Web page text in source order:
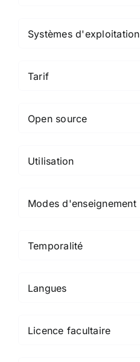
Systèmes d'exploitation
Tarif
Open source
Utilisation
Modes d'enseignement
Temporalité
Langues
Licence facultaire